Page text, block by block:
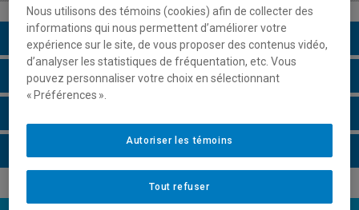
Description du cours
Horaire - Été 2026
Nous utilisons des témoins (cookies) afin de collecter des
informations qui nous permettent d’améliorer votre
expérience sur le site, de vous proposer des contenus vidéo,
d’analyser les statistiques de fréquentation, etc. Vous
pouvez personnaliser votre choix en sélectionnant
« Préférences ».
Tout refuser
Autoriser les témoins